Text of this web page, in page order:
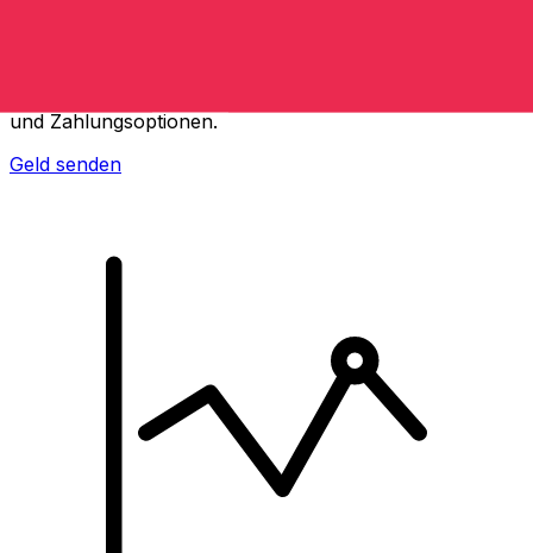
und Zahlungsoptionen.
Geld senden